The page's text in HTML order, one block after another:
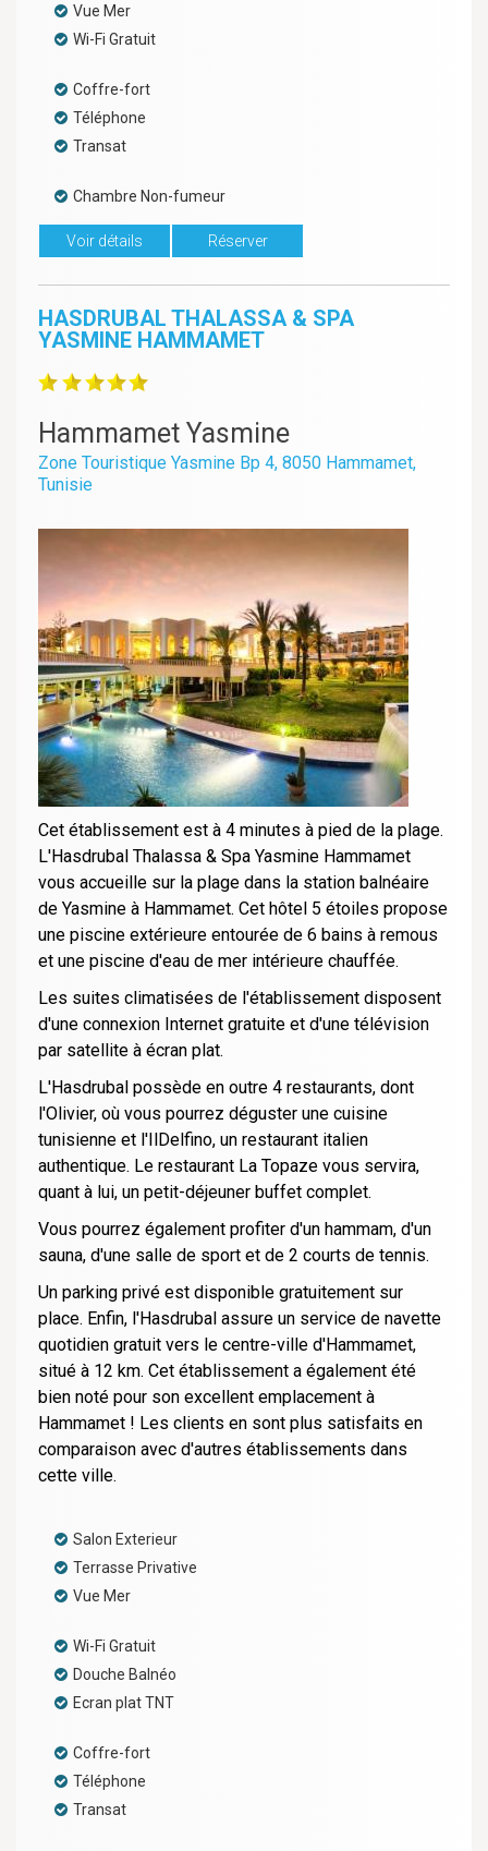
Vue Mer
Wi-Fi Gratuit
Coffre-fort
Téléphone
Transat
Chambre Non-fumeur
Voir détails Réserver
Hammamet Yasmine
Zone Touristique Yasmine Bp 4, 8050 Hammamet,
Tunisie
HASDRUBAL THALASSA & SPA
YASMINE HAMMAMET
Cet établissement est à 4 minutes à pied de la plage.
L'Hasdrubal Thalassa & Spa Yasmine Hammamet
vous accueille sur la plage dans la station balnéaire
de Yasmine à Hammamet. Cet hôtel 5 étoiles propose
une piscine extérieure entourée de 6 bains à remous
et une piscine d'eau de mer intérieure chauffée.
Les suites climatisées de l'établissement disposent
d'une connexion Internet gratuite et d'une télévision
par satellite à écran plat.
L'Hasdrubal possède en outre 4 restaurants, dont
l'Olivier, où vous pourrez déguster une cuisine
tunisienne et l'IlDelfino, un restaurant italien
authentique. Le restaurant La Topaze vous servira,
quant à lui, un petit-déjeuner buffet complet.
Vous pourrez également profiter d'un hammam, d'un
sauna, d'une salle de sport et de 2 courts de tennis.
Un parking privé est disponible gratuitement sur
place. Enfin, l'Hasdrubal assure un service de navette
quotidien gratuit vers le centre-ville d'Hammamet,
situé à 12 km. Cet établissement a également été
bien noté pour son excellent emplacement à
Hammamet ! Les clients en sont plus satisfaits en
comparaison avec d'autres établissements dans
cette ville.
Salon Exterieur
Terrasse Privative
Vue Mer
Wi-Fi Gratuit
Douche Balnéo
Ecran plat TNT
Coffre-fort
Téléphone
Transat